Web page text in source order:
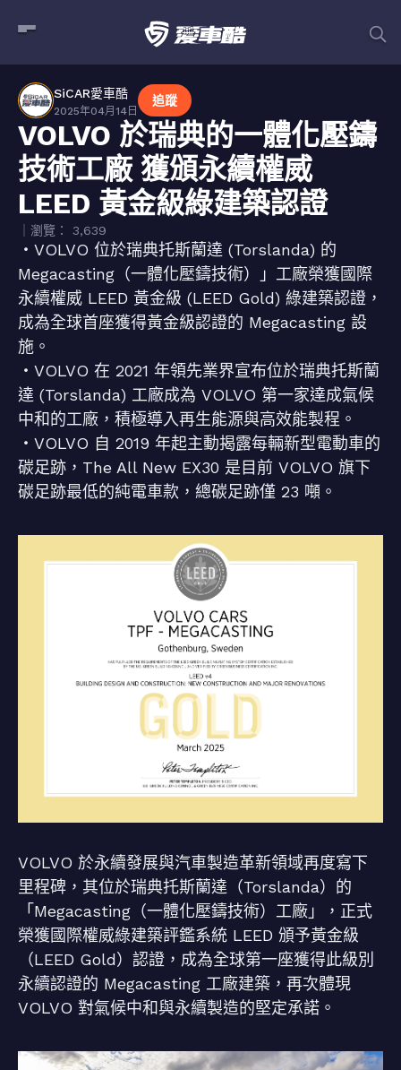
SiCAR愛車酷
2025年04月14日
追蹤
VOLVO 於瑞典的一體化壓鑄
技術工廠 獲頒永續權威
LEED 黃金級綠建築認證
｜瀏覽： 3,639
・VOLVO 位於瑞典托斯蘭達 (Torslanda) 的
Megacasting（一體化壓鑄技術）」工廠榮獲國際
永續權威 LEED 黃金級 (LEED Gold) 綠建築認證，
成為全球首座獲得黃金級認證的 Megacasting 設
施。
・VOLVO 在 2021 年領先業界宣布位於瑞典托斯蘭
達 (Torslanda) 工廠成為 VOLVO 第一家達成氣候
中和的工廠，積極導入再生能源與高效能製程。
・VOLVO 自 2019 年起主動揭露每輛新型電動車的
碳足跡，The All New EX30 是目前 VOLVO 旗下
碳足跡最低的純電車款，總碳足跡僅 23 噸。
VOLVO 於永續發展與汽車製造革新領域再度寫下
里程碑，其位於瑞典托斯蘭達（Torslanda）的
「Megacasting（一體化壓鑄技術）工廠」，正式
榮獲國際權威綠建築評鑑系統 LEED 頒予黃金級
（LEED Gold）認證，成為全球第一座獲得此級別
永續認證的 Megacasting 工廠建築，再次體現
VOLVO 對氣候中和與永續製造的堅定承諾。